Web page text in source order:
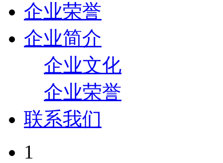
企业荣誉
企业简介
企业文化
企业荣誉
联系我们
1